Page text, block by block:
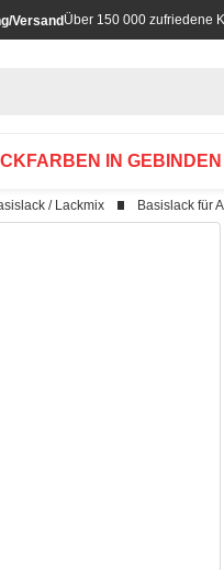
VersandÜber 150 000 zufriedene
IN GEBINDEN
/ Lackmix Basislack für